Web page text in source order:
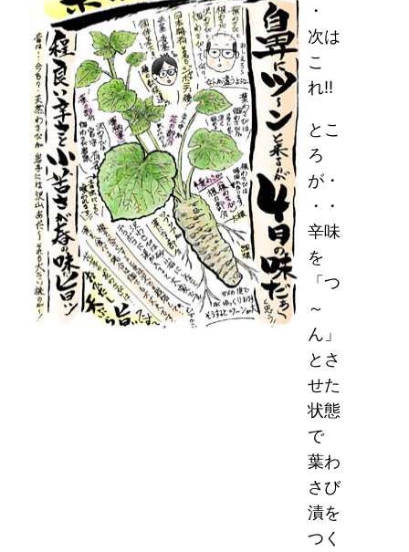
・
次は
こ
れ!!
とこ
ろ
が・
・・
辛味
を
「つ
～
ん」
とさ
せた
状態
で
葉わ
さび
漬を
つく